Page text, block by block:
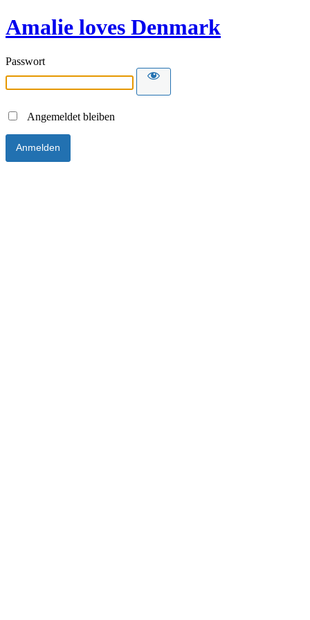
Amalie loves Denmark
Passwort
Angemeldet bleiben